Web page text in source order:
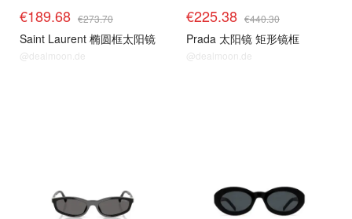
€189.68 €273.70
Saint Laurent 椭圆框太阳镜
@dealmoon.de
€225.38 €440.30
Prada 太阳镜 矩形镜框
@dealmoon.de